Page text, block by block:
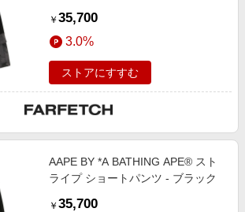
￥ 35,700
3.0%
ストアにすすむ
AAPE BY *A BATHING APE® スト
ライプ ショートパンツ - ブラック
￥ 35,700